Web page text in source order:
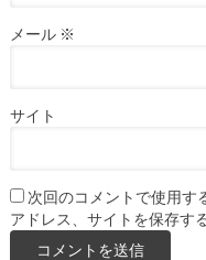
メール ※
サイト
次回のコメントで使用す
アドレス、サイトを保存する